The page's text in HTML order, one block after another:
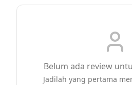
Belum ada review
Jadilah yang pertama